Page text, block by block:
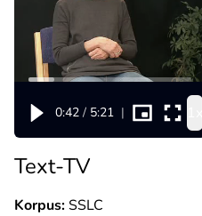
0:42 / 5:21 |
Text-TV
Korpus:SSLC